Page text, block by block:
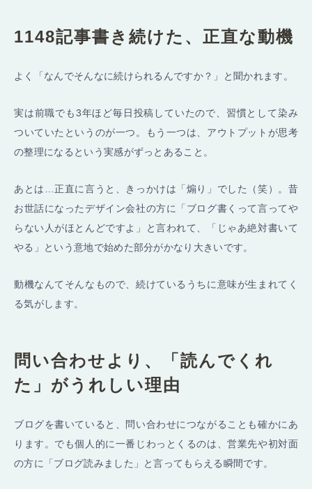
1148記事書き続けた、正直な動機
よく「なんでそんなに続けられるんですか？」と聞かれます。
実は前職でも3年ほど毎日投稿していたので、習慣として染み
ついていたというのが一つ。もう一つは、アウトプットが思考
の整理になるという実感がずっとあること。
あとは…正直に言うと、きっかけは「煽り」でした（笑）。昔
お世話になったデザイン会社の方に「ブログ書くって言ってや
らない人がほとんどですよ」と言われて、「じゃあ絶対書いて
やる」という意地で始めた部分がかなり大きいです。
動機なんてそんなもので、続けているうちに意味が生まれてく
る気がします。
問い合わせより、「読んでくれ
た」がうれしい理由
ブログを書いていると、問い合わせにつながることも確かにあ
ります。でも個人的に一番じわっとくるのは、営業先や初対面
の方に「ブログ読みました」と言ってもらえる瞬間です。